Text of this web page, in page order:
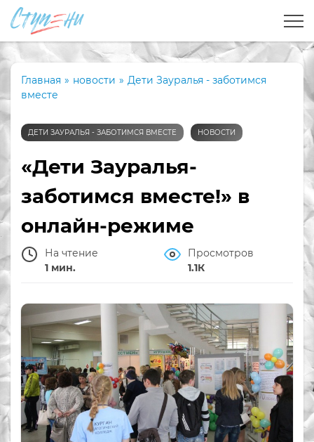
Главная » новости » Дети Зауралья - заботимся
вместе
ДЕТИ ЗАУРАЛЬЯ - ЗАБОТИМСЯ ВМЕСТЕ НОВОСТИ
«Дети Зауралья-
заботимся вместе!» в
онлайн-режиме
На чтение
1 мин.
Просмотров
1.1К